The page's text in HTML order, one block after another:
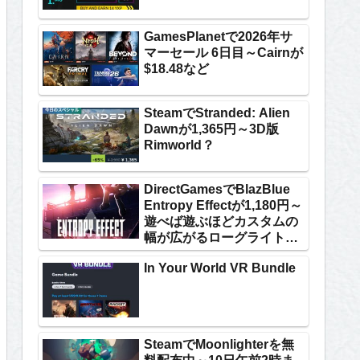
GamesPlanetで2026年サ
マーセール 6日目～Cairnが
$18.48など
SteamでStranded: Alien
Dawnが1,365円～3D版
Rimworld？
DirectGamesでBlazBlue
Entropy Effectが1,180円～
遊べば遊ぶほどカスタムの
幅が広がるローグライトア
クション
In Your World VR Bundle
SteamでMoonlighterを無